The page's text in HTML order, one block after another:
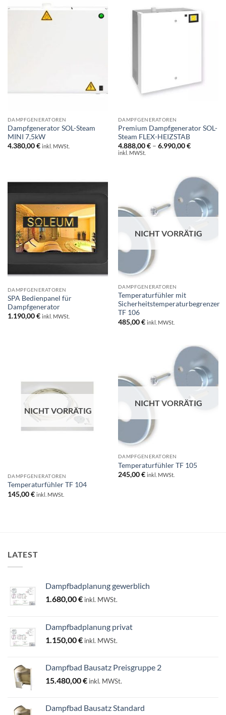
DAMPFGENERATOREN
Dampfgenerator SOL-Steam
MINI 7,5kW
4.380,00€ inkl. MWSt.
DAMPFGENERATOREN
Premium Dampfgenerator SOL-
Steam FLEX-HEIZSTAB
4.888,00€ – 6.990,00€
inkl. MWSt.
DAMPFGENERATOREN
SPA Bedienpanel für
Dampfgenerator
1.190,00€ inkl. MWSt.
NICHT VORRÄTIG
DAMPFGENERATOREN
Temperaturfühler mit
Sicherheitstemperaturbegrenzer
TF 106
485,00€ inkl. MWSt.
NICHT VORRÄTIG
DAMPFGENERATOREN
Temperaturfühler TF 104
145,00€ inkl. MWSt.
NICHT VORRÄTIG
DAMPFGENERATOREN
Temperaturfühler TF 105
245,00€ inkl. MWSt.
LATEST
Dampfbadplanung gewerblich
1.680,00€ inkl. MWSt.
Dampfbadplanung privat
1.150,00€ inkl. MWSt.
Dampfbad Bausatz Preisgruppe 2
15.480,00€ inkl. MWSt.
Dampfbad Bausatz Standard